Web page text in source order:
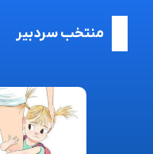
منتخب سردبیر